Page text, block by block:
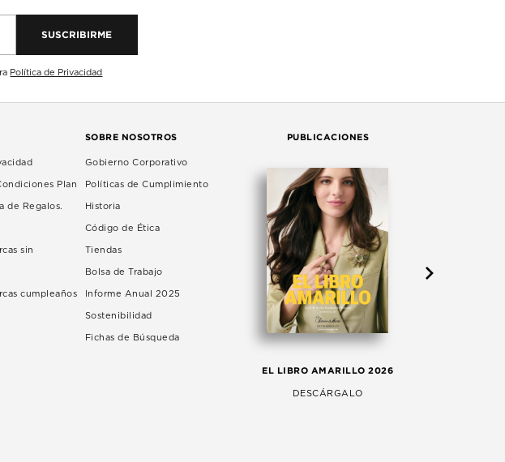
SUSCRIBIRME
Política de Privacidad
Plan
de Regalos.
sin
cumpleaños
SOBRE NOSOTROS
Gobierno Corporativo
Políticas de Cumplimiento
Historia
Código de Ética
Tiendas
Bolsa de Trabajo
Informe Anual 2025
Sostenibilidad
Fichas de Búsqueda
PUBLICACIONES
EL LIBRO AMARILLO 2026
DESCÁRGALO